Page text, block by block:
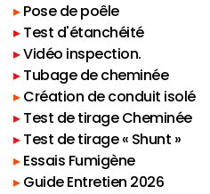
▸Pose de poêle
▸ Test d'étanchéité
▸ Vidéo inspection.
▸ Tubage de cheminée
▸Création de conduit isolé
▸Test de tirage Cheminée
▸ Test de tirage « Shunt »
▸Essais Fumigène
▸Guide Entretien 2026